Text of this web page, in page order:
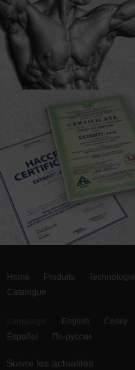
Home Produits Technologie
Catalogue
English Česky
Español
По-русски
Suivre les actualités